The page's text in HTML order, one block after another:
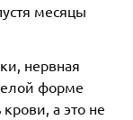
месяцы
нервная
форме
а это не